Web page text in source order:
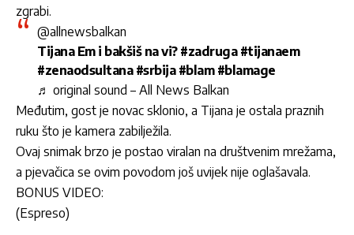
zgrabi.
@allnewsbalkan
Tijana Em i bakšiš na vi? #zadruga #tijanaem
#zenaodsultana #srbija #blam #blamage
♬ original sound – All News Balkan
Međutim, gost je novac sklonio, a Tijana je ostala praznih
ruku što je kamera zabilježila.
Ovaj snimak brzo je postao viralan na društvenim mrežama,
a pjevačica se ovim povodom još uvijek nije oglašavala.
BONUS VIDEO:
(Espreso)